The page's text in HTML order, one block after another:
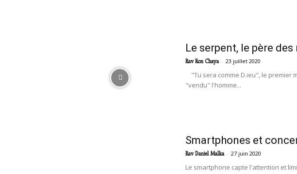
Le serpent, le père
Rav Ron Chaya - 23 juillet 2020
"Tu sera comme D.ieu", le premier
"vendu" l'homme...
Smartphones et
Rav Daniel Malka - 27 juin 2020
Le smartphone capte l'attention et